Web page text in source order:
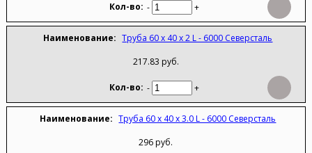
- +
Труба 60 х 40 х 2 L - 6000 Северсталь
217.83 руб.
- +
Труба 60 х 40 х 3.0 L - 6000 Северсталь
296 руб.